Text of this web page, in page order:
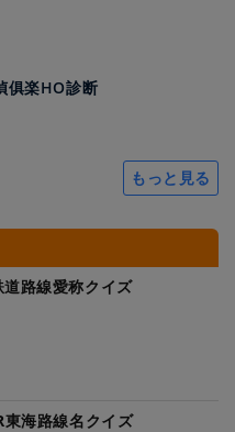
俱楽HO診断
もっと見る
道路線愛称クイズ
東海路線名クイズ